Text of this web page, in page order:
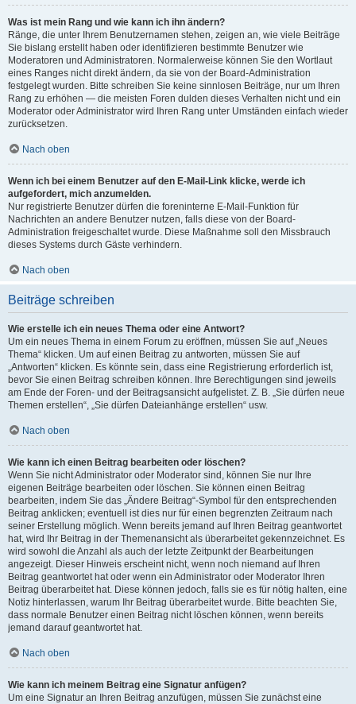
Was ist mein Rang und wie kann ich ihn ändern?
Ränge, die unter Ihrem Benutzernamen stehen, zeigen an, wie viele Beiträge
Sie bislang erstellt haben oder identifizieren bestimmte Benutzer wie
Moderatoren und Administratoren. Normalerweise können Sie den Wortlaut
eines Ranges nicht direkt ändern, da sie von der Board-Administration
festgelegt wurden. Bitte schreiben Sie keine sinnlosen Beiträge, nur um Ihren
Rang zu erhöhen — die meisten Foren dulden dieses Verhalten nicht und ein
Moderator oder Administrator wird Ihren Rang unter Umständen einfach wieder
zurücksetzen.
Nach oben
Wenn ich bei einem Benutzer auf den E-Mail-Link klicke, werde ich
aufgefordert, mich anzumelden.
Nur registrierte Benutzer dürfen die foreninterne E-Mail-Funktion für
Nachrichten an andere Benutzer nutzen, falls diese von der Board-
Administration freigeschaltet wurde. Diese Maßnahme soll den Missbrauch
dieses Systems durch Gäste verhindern.
Nach oben
Beiträge schreiben
Wie erstelle ich ein neues Thema oder eine Antwort?
Um ein neues Thema in einem Forum zu eröffnen, müssen Sie auf „Neues
Thema“ klicken. Um auf einen Beitrag zu antworten, müssen Sie auf
„Antworten“ klicken. Es könnte sein, dass eine Registrierung erforderlich ist,
bevor Sie einen Beitrag schreiben können. Ihre Berechtigungen sind jeweils
am Ende der Foren- und der Beitragsansicht aufgelistet. Z. B. „Sie dürfen neue
Themen erstellen“, „Sie dürfen Dateianhänge erstellen“ usw.
Nach oben
Wie kann ich einen Beitrag bearbeiten oder löschen?
Wenn Sie nicht Administrator oder Moderator sind, können Sie nur Ihre
eigenen Beiträge bearbeiten oder löschen. Sie können einen Beitrag
bearbeiten, indem Sie das „Ändere Beitrag“-Symbol für den entsprechenden
Beitrag anklicken; eventuell ist dies nur für einen begrenzten Zeitraum nach
seiner Erstellung möglich. Wenn bereits jemand auf Ihren Beitrag geantwortet
hat, wird Ihr Beitrag in der Themenansicht als überarbeitet gekennzeichnet. Es
wird sowohl die Anzahl als auch der letzte Zeitpunkt der Bearbeitungen
angezeigt. Dieser Hinweis erscheint nicht, wenn noch niemand auf Ihren
Beitrag geantwortet hat oder wenn ein Administrator oder Moderator Ihren
Beitrag überarbeitet hat. Diese können jedoch, falls sie es für nötig halten, eine
Notiz hinterlassen, warum Ihr Beitrag überarbeitet wurde. Bitte beachten Sie,
dass normale Benutzer einen Beitrag nicht löschen können, wenn bereits
jemand darauf geantwortet hat.
Nach oben
Wie kann ich meinem Beitrag eine Signatur anfügen?
Um eine Signatur an Ihren Beitrag anzufügen, müssen Sie zunächst eine